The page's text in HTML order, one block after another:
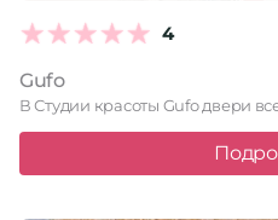
4
Gufo
В Студии красоты Gufo двери